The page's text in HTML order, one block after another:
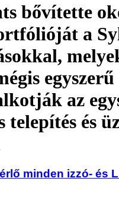
bővítette
a
egyszerű
az
és
minden izzó- és